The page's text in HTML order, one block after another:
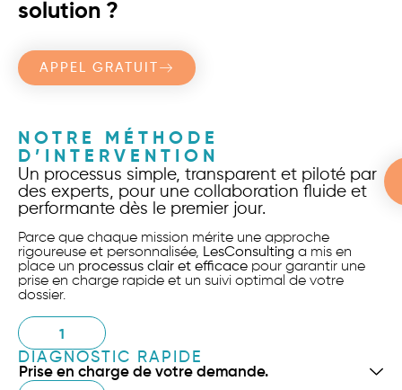
solution ?
APPEL GRATUIT
NOTRE MÉTHODE
D’INTERVENTION
Un processus simple, transparent et piloté par
des experts, pour une collaboration fluide et
performante dès le premier jour.
Parce que chaque mission mérite une approche
rigoureuse et personnalisée, LesConsulting a mis en
place un processus clair et efficace pour garantir une
prise en charge rapide et un suivi optimal de votre
dossier.
1
DIAGNOSTIC RAPIDE
Prise en charge de votre demande.